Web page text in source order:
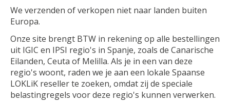
We verzenden of verkopen niet naar landen buiten
Europa.
Onze site brengt BTW in rekening op alle bestellingen
uit IGIC en IPSI regio's in Spanje, zoals de Canarische
Eilanden, Ceuta of Melilla. Als je in een van deze
regio's woont, raden we je aan een lokale Spaanse
LOKLiK reseller te zoeken, omdat zij de speciale
belastingregels voor deze regio's kunnen verwerken.